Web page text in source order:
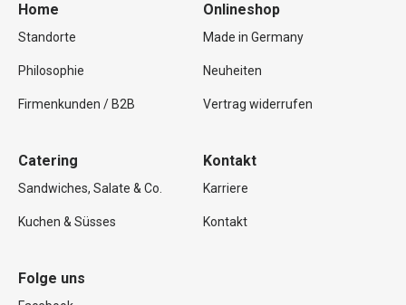
Home
Standorte
Philosophie
Firmenkunden / B2B
Onlineshop
Made in Germany
Neuheiten
Vertrag widerrufen
Catering
Sandwiches, Salate & Co.
Kuchen & Süsses
Kontakt
Karriere
Kontakt
Folge uns